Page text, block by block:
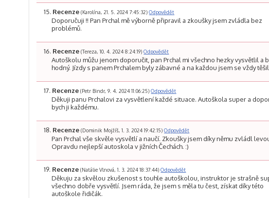
Recenze(Karolína, 21. 5. 2024 7:45:32) Odpovědět
Doporučuji !! Pan Prchal mě výborně připravil a zkoušky jsem zvládla bez
problémů.
Recenze(Tereza, 10. 4. 2024 8:24:19) Odpovědět
Autoškolu můžu jenom doporučit, pan Prchal mi všechno hezky vysvětlil a
hodný. Jízdy s panem Prchalem byly zábavné a na každou jsem se vždy
Recenze(Petr Bindr, 9. 4. 2024 11:06:25) Odpovědět
Děkuji panu Prchalovi za vysvětlení každé situace. Autoškola super a
bych ji každému.
Recenze(Dominik Mojžíš, 1. 3. 2024 19:42:15) Odpovědět
Pan Prchal vše skvěle vysvětlí a naučí. Zkoušky jsem díky němu zvládl
Opravdu nejlepší autoskola v jižních Čechách. :)
Recenze(Natálie Vlnová, 1. 3. 2024 18:37:44) Odpovědět
Děkuju za skvělou zkušenost s touhle autoškolou, instruktor je strašně
všechno dobře vysvětlí. Jsem ráda, že jsem s měla tu čest, získat díky této
autoškole řidičák.